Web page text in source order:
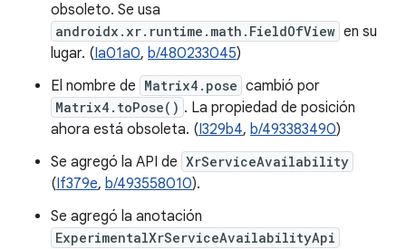
obsoleto. Se usa
androidx.xr.runtime.math.FieldOfView en su
lugar. (Ia01a0, b/480233045)
El nombre de Matrix4.pose cambió por
Matrix4.toPose() . La propiedad de posición
ahora está obsoleta. (I329b4, b/493383490)
Se agregó la API de XrServiceAvailability
(If379e, b/493558010).
Se agregó la anotación
ExperimentalXrServiceAvailabilityApi